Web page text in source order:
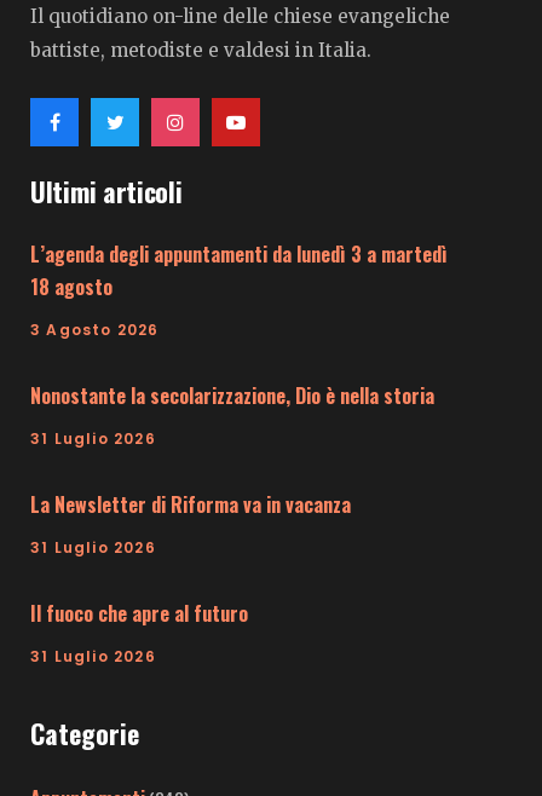
Il quotidiano on-line delle chiese evangeliche
battiste, metodiste e valdesi in Italia.
Ultimi articoli
L’agenda degli appuntamenti da lunedì 3 a martedì
18 agosto
3 Agosto 2026
Nonostante la secolarizzazione, Dio è nella storia
31 Luglio 2026
La Newsletter di Riforma va in vacanza
31 Luglio 2026
Il fuoco che apre al futuro
31 Luglio 2026
Categorie